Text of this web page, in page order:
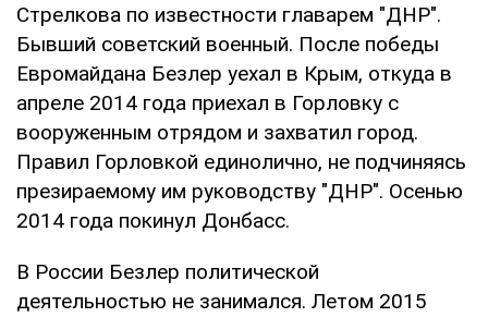
Стрелкова по известности главарем "ДНР".
Бывший советский военный. После победы
Евромайдана Безлер уехал в Крым, откуда в
апреле 2014 года приехал в Горловку с
вооруженным отрядом и захватил город.
Правил Горловкой единолично, не подчиняясь
презираемому им руководству "ДНР". Осенью
2014 года покинул Донбасс.
В России Безлер политической
деятельностью не занимался. Летом 2015